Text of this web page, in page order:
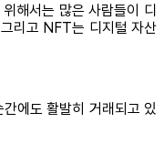
해서는 많은 사람들이 디
리고 NFT는 디지털 자산
에도 활발히 거래되고 있